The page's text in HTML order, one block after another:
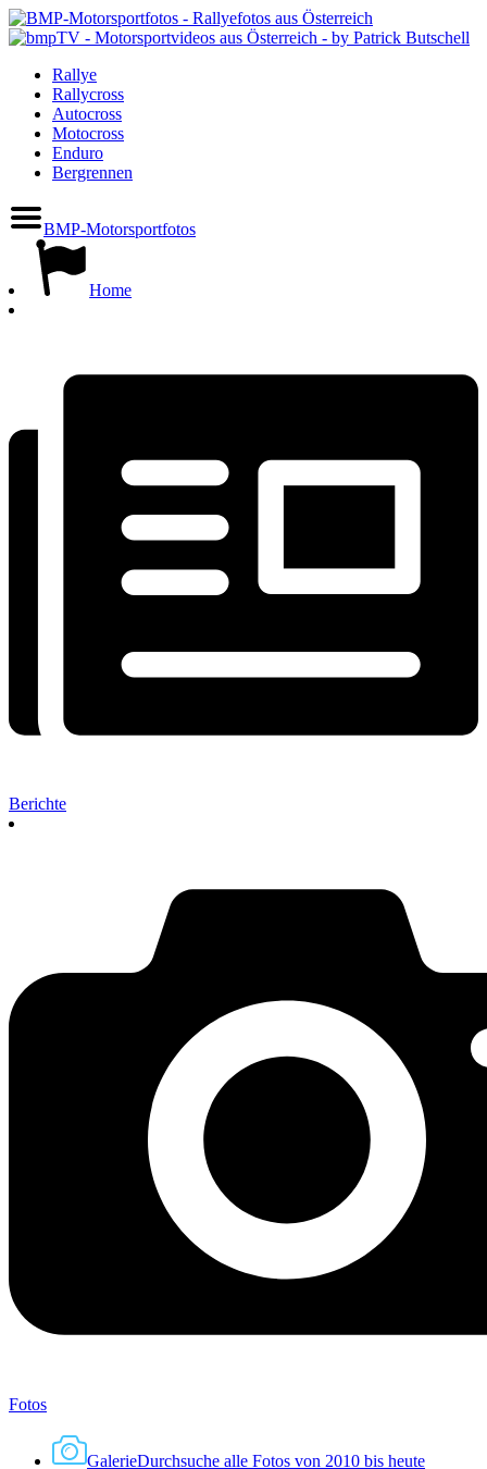
Rallye
Rallycross
Autocross
Motocross
Enduro
Bergrennen
BMP-Motorsportfotos
Home
Berichte
Fotos
GalerieDurchsuche alle Fotos von 2010 bis heute